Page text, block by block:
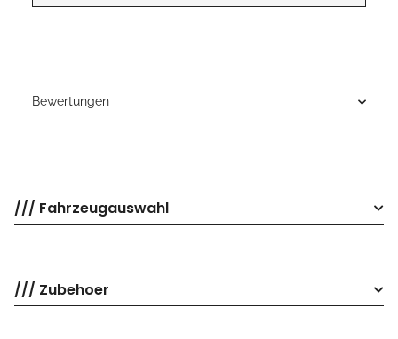
Bewertungen
/// Fahrzeugauswahl
/// Zubehoer